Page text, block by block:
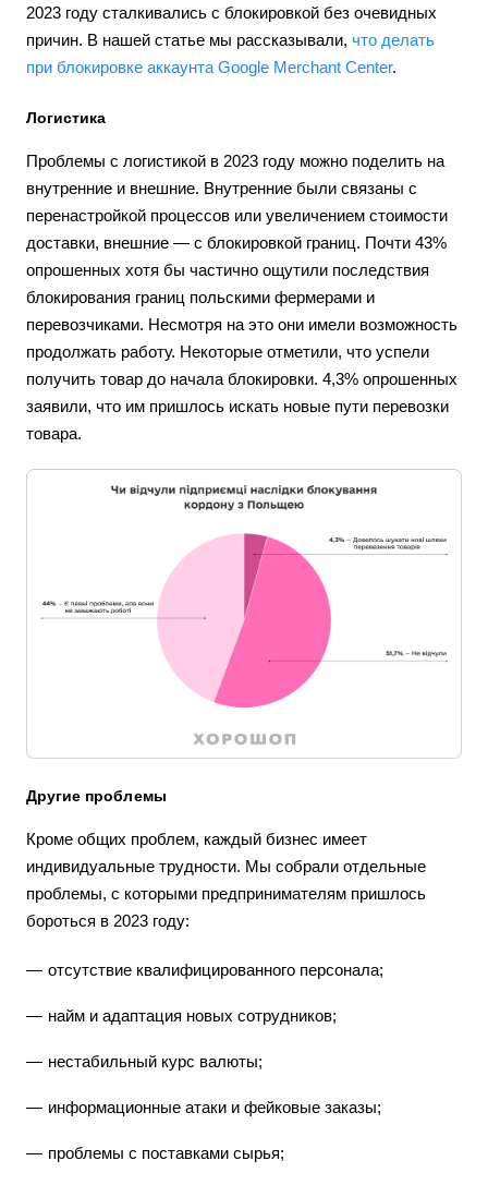
2023 году сталкивались с блокировкой без очевидных
причин. В нашей статье мы рассказывали, что делать
при блокировке аккаунта Google Merchant Center.
Логистика
Проблемы с логистикой в 2023 году можно поделить на
внутренние и внешние. Внутренние были связаны с
перенастройкой процессов или увеличением стоимости
доставки, внешние — с блокировкой границ. Почти 43%
опрошенных хотя бы частично ощутили последствия
блокирования границ польскими фермерами и
перевозчиками. Несмотря на это они имели возможность
продолжать работу. Некоторые отметили, что успели
получить товар до начала блокировки. 4,3% опрошенных
заявили, что им пришлось искать новые пути перевозки
товара.
Другие проблемы
Кроме общих проблем, каждый бизнес имеет
индивидуальные трудности. Мы собрали отдельные
проблемы, с которыми предпринимателям пришлось
бороться в 2023 году:
отсутствие квалифицированного персонала;
найм и адаптация новых сотрудников;
нестабильный курс валюты;
информационные атаки и фейковые заказы;
проблемы с поставками сырья;